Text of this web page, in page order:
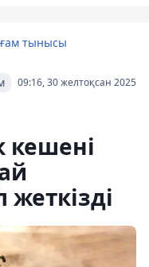
тынысы
09:16, 30 желтоқсан 2025
кешені